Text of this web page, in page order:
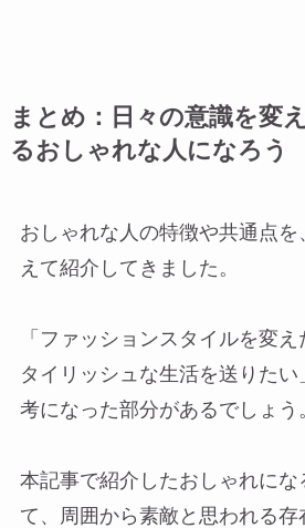
まとめ：日々の意識を変
るおしゃれな人になろう
おしゃれな人の特徴や共通点
えて紹介してきました。
「ファッションスタイルを変
タイリッシュな生活を送りた
考になった部分があるでしょう
本記事で紹介したおしゃれにな
て、周囲から素敵と思われる存